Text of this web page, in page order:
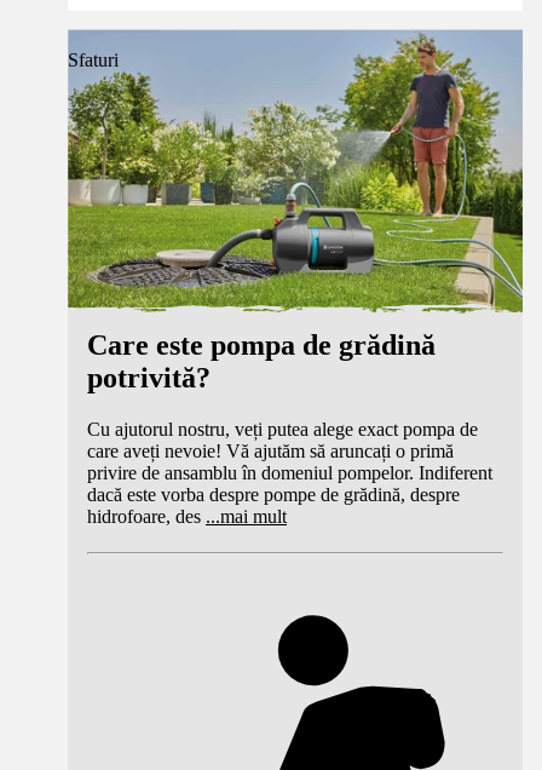
Sfaturi
Care este pompa de grădină
potrivită?
Cu ajutorul nostru, veți putea alege exact pompa de
care aveți nevoie! Vă ajutăm să aruncați o primă
privire de ansamblu în domeniul pompelor. Indiferent
dacă este vorba despre pompe de grădină, despre
hidrofoare, des ...mai mult